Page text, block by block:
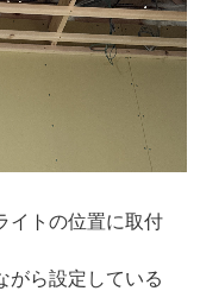
イトの位置に取付
がら設定している